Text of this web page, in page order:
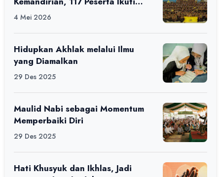
Alfaro Camp di MAN 1 Darussalam
4 Mei 2026
Hidupkan Akhlak melalui Ilmu
yang Diamalkan
29 Des 2025
Maulid Nabi sebagai Momentum
Memperbaiki Diri
29 Des 2025
Hati Khusyuk dan Ikhlas, Jadi